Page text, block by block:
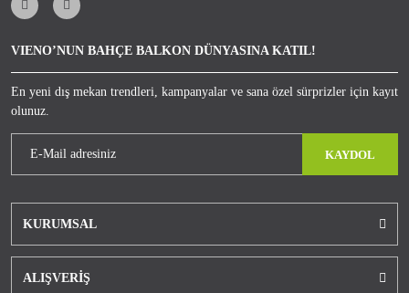
VIENO’NUN BAHÇE BALKON DÜNYASINA KATIL!
En yeni dış mekan trendleri, kampanyalar ve sana özel sürprizler için kayıt
olunuz.
KAYDOL
KURUMSAL
ALIŞVERİŞ